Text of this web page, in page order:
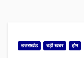
उत्तराखंड बड़ी खबर होम